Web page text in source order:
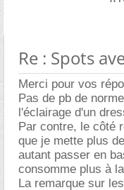
Re : Spots
Merci pour vos
Pas de pb de
l'éclairage d'un
Par contre, le côté
que je mette plus
autant passer en
consomme plus à
La remarque sur